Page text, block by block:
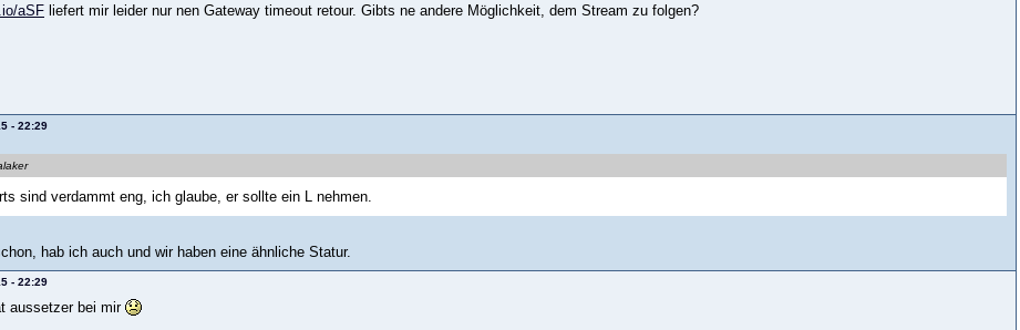
aSF liefert mir leider nur nen Gateway timeout retour. Gibts ne andere Möglichkeit, dem Stream zu folgen?
- 22:29
sind verdammt eng, ich glaube, er sollte ein L nehmen.
hab ich auch und wir haben eine ähnliche Statur.
- 22:29
aussetzer bei mir